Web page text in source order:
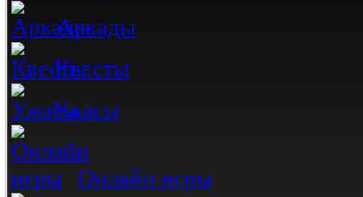
Аркады
Квесты
Ужасы
Онлайн игры